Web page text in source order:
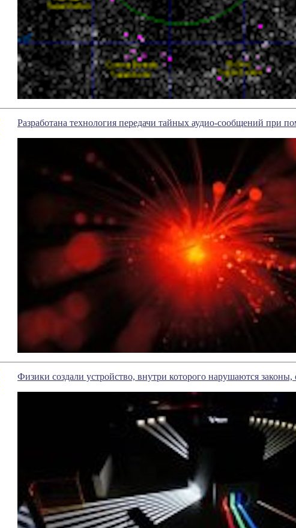
Разработана технология передачи тайных аудио-сообщений при
Физики создали устройство, внутри которого нарушаются